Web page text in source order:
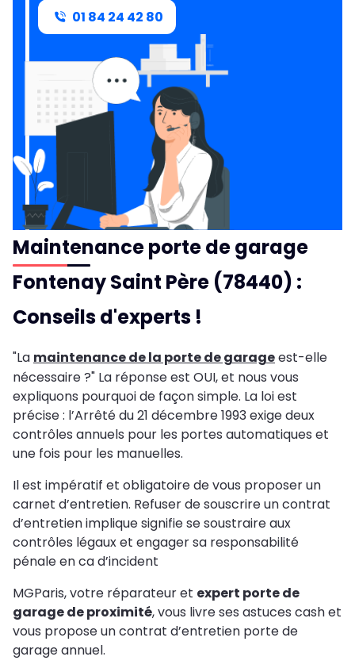
01 84 24 42 80
Maintenance porte de garage
Fontenay Saint Père (78440) :
Conseils d'experts !
"La maintenance de la porte de garageest-elle
nécessaire ?" La réponse est OUI, et nous vous
expliquons pourquoi de façon simple. La loi est
précise : l’Arrêté du 21 décembre 1993 exige deux
contrôles annuels pour les portes automatiques et
une fois pour les manuelles.
Il est impératif et obligatoire de vous proposer un
carnet d’entretien. Refuser de souscrire un contrat
d’entretien implique signifie se soustraire aux
contrôles légaux et engager sa responsabilité
pénale en ca d’incident
MGParis, votre réparateur et expert porte de
garage de proximité, vous livre ses astuces cash et
vous propose un contrat d’entretien porte de
garage annuel.